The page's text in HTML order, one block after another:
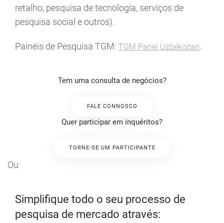
retalho, pesquisa de tecnologia, serviços de
pesquisa social e outros).
Painéis de Pesquisa TGM: TGM Panel Uzbekistan.
Tem uma consulta de negócios?
FALE CONNOSCO
Quer participar em inquéritos?
TORNE-SE UM PARTICIPANTE
Ou
Simplifique todo o seu processo de
pesquisa de mercado através: